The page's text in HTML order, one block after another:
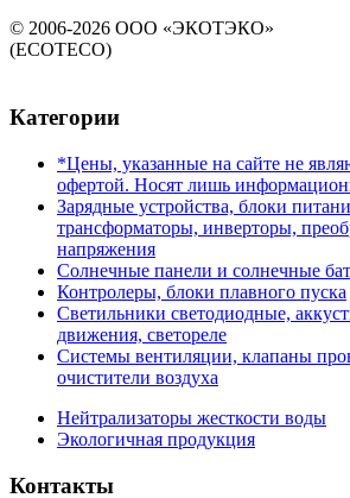
© 2006-2026 ООО «ЭКОТЭКО»
(ECOTECO)
Категории
*Цены, указанные на сайте не
офертой. Носят лишь
Зарядные устройства, блоки
трансформаторы, инверторы,
напряжения
Солнечные панели и солнечные
Контролеры, блоки плавного пуска
Светильники светодиодные,
движения, светореле
Системы вентиляции, клапаны
очистители воздуха
Нейтрализаторы жесткости воды
Экологичная продукция
Контакты